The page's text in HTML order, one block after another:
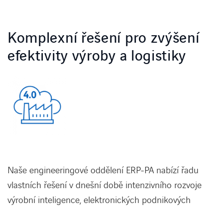
KONTAKT
Požadavek na HW servis
Komplexní řešení pro zvýšení
efektivity výroby a logistiky
Naše engineeringové oddělení ERP-PA nabízí řadu
vlastních řešení v dnešní době intenzivního rozvoje
výrobní inteligence, elektronických podnikových